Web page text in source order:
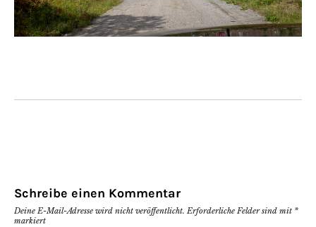
Schreibe einen Kommentar
Deine E-Mail-Adresse wird nicht veröffentlicht. Erforderliche Felder sind mit *
markiert